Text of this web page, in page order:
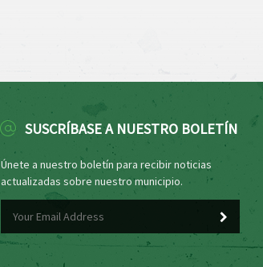
SUSCRÍBASE A NUESTRO BOLETÍN
Únete a nuestro boletín para recibir noticias
actualizadas sobre nuestro municipio.